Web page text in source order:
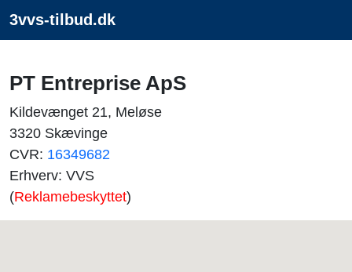
3vvs-tilbud.dk
PT Entreprise ApS
Kildevænget 21, Meløse
3320 Skævinge
CVR: 16349682
Erhverv: VVS
(Reklamebeskyttet)